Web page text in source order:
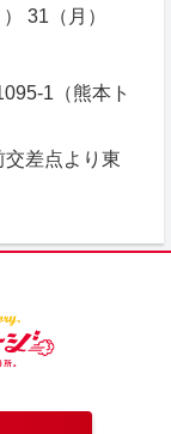
31（月）
1（熊本ト
差点より東